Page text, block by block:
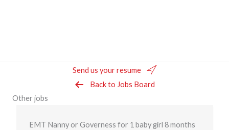
Send us your resume
Back to Jobs Board
Other jobs
EMT Nanny or Governess for 1 baby girl 8 months